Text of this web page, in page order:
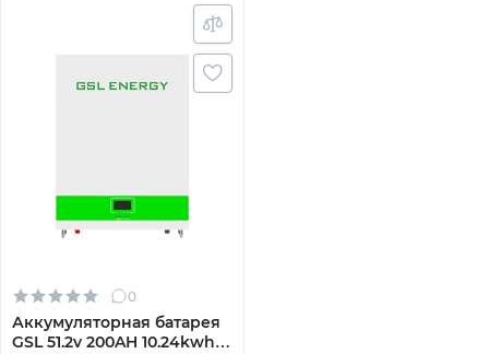
0
Аккумуляторная батарея
GSL 51.2v 200AH 10.24kwh